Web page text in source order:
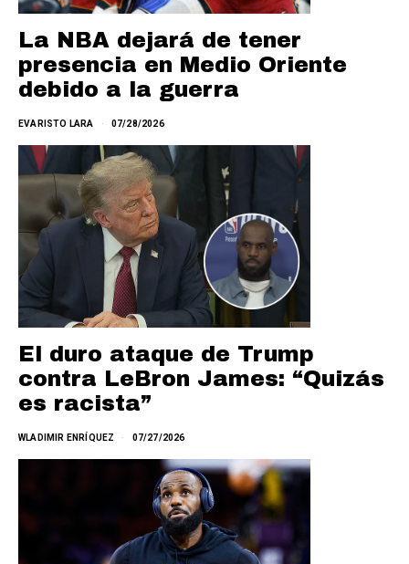
La NBA dejará de tener
presencia en Medio Oriente
debido a la guerra
EVARISTO LARA 07/28/2026
El duro ataque de Trump
contra LeBron James: “Quizás
es racista”
WLADIMIR ENRÍQUEZ 07/27/2026